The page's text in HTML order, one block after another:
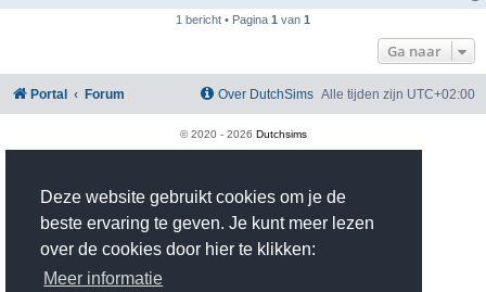
Deze website gebruikt cookies om je de
beste ervaring te geven. Je kunt meer lezen
over de cookies door hier te klikken:
Meer informatie
1 bericht • Pagina 1 van 1
Ga naar
Portal Forum Alle tijden zijn UTC+02:00
Over DutchSims
© 2020 - 2026 Dutchsims
Powered byphpBB® Forum Software © phpBB Limited
phpBB Two Factor Authentication ©paul999
Time: 0.384s| Peak Memory Usage: 2.98 MiB | GZIP: On |Queries: 36